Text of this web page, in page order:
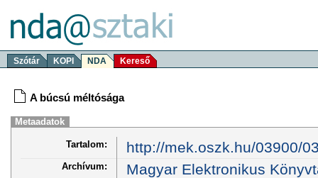
Szótár KOPI NDA Kereső
A búcsú méltósága
Metaadatok
Tartalom: http://mek.oszk.hu/03900/
Archívum: Magyar Elektronikus